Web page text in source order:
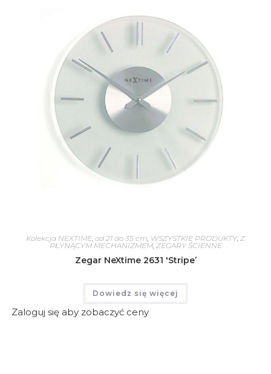
Kolekcja NEXTIME, od 21 do 35 cm, WSZYSTKIE PRODUKTY, Z
PŁYNĄCYM MECHANIZMEM, ZEGARY ŚCIENNE
Zegar NeXtime 2631 'Stripe’
Dowiedz się więcej
Zaloguj się aby zobaczyć ceny